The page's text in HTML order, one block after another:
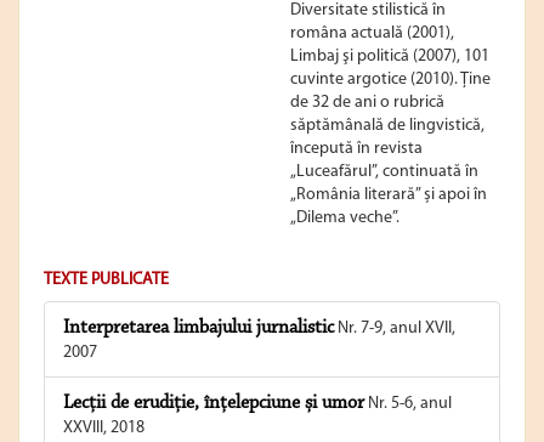
Diversitate stilistică în
româna actuală (2001),
Limbaj şi politică (2007), 101
cuvinte argotice (2010). Ţine
de 32 de ani o rubrică
săptămânală de lingvistică,
începută în revista
„Luceafărul”, continuată în
„România literară” și apoi în
„Dilema veche”.
TEXTE PUBLICATE
Interpretarea limbajului jurnalisticNr. 7-9, anul XVII,
2007
Lecții de erudiție, înțelepciune și umorNr. 5-6, anul
XXVIII, 2018